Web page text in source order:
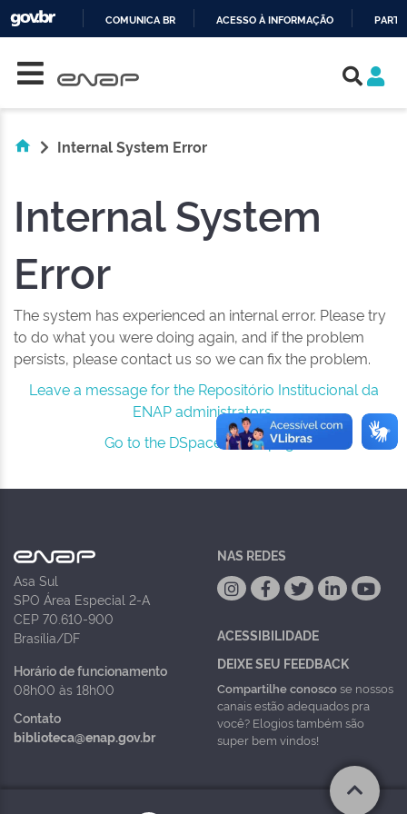
COMUNICA BR ACESSO À INFORMAÇÃO
Internal System Error
Internal System
Error
The system has experienced an internal error. Please try
to do what you were doing again, and if the problem
persists, please contact us so we can fix the problem.
Leave a message for the Repositório Institucional da
ENAP administrators.
Go to the DSpace home page
Asa Sul
SPO Área Especial 2-A
CEP 70.610-900
Brasília/DF
Horário de funcionamento
08h00 às 18h00
Contato
biblioteca@enap.gov.br
NAS REDES
ACESSIBILIDADE
DEIXE SEU FEEDBACK
Compartilhe conoscose nossos
canais estão adequados pra
você? Elogios também são
super bem vindos!